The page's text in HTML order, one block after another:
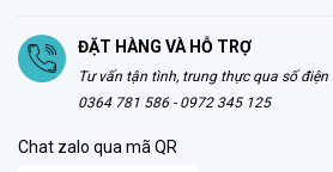
ĐẶT HÀNG VÀ HỖ TRỢ
Tư vấn tận tình, trung thực qua số điện
0364 781 586 - 0972 345 125
Chat zalo qua mã QR